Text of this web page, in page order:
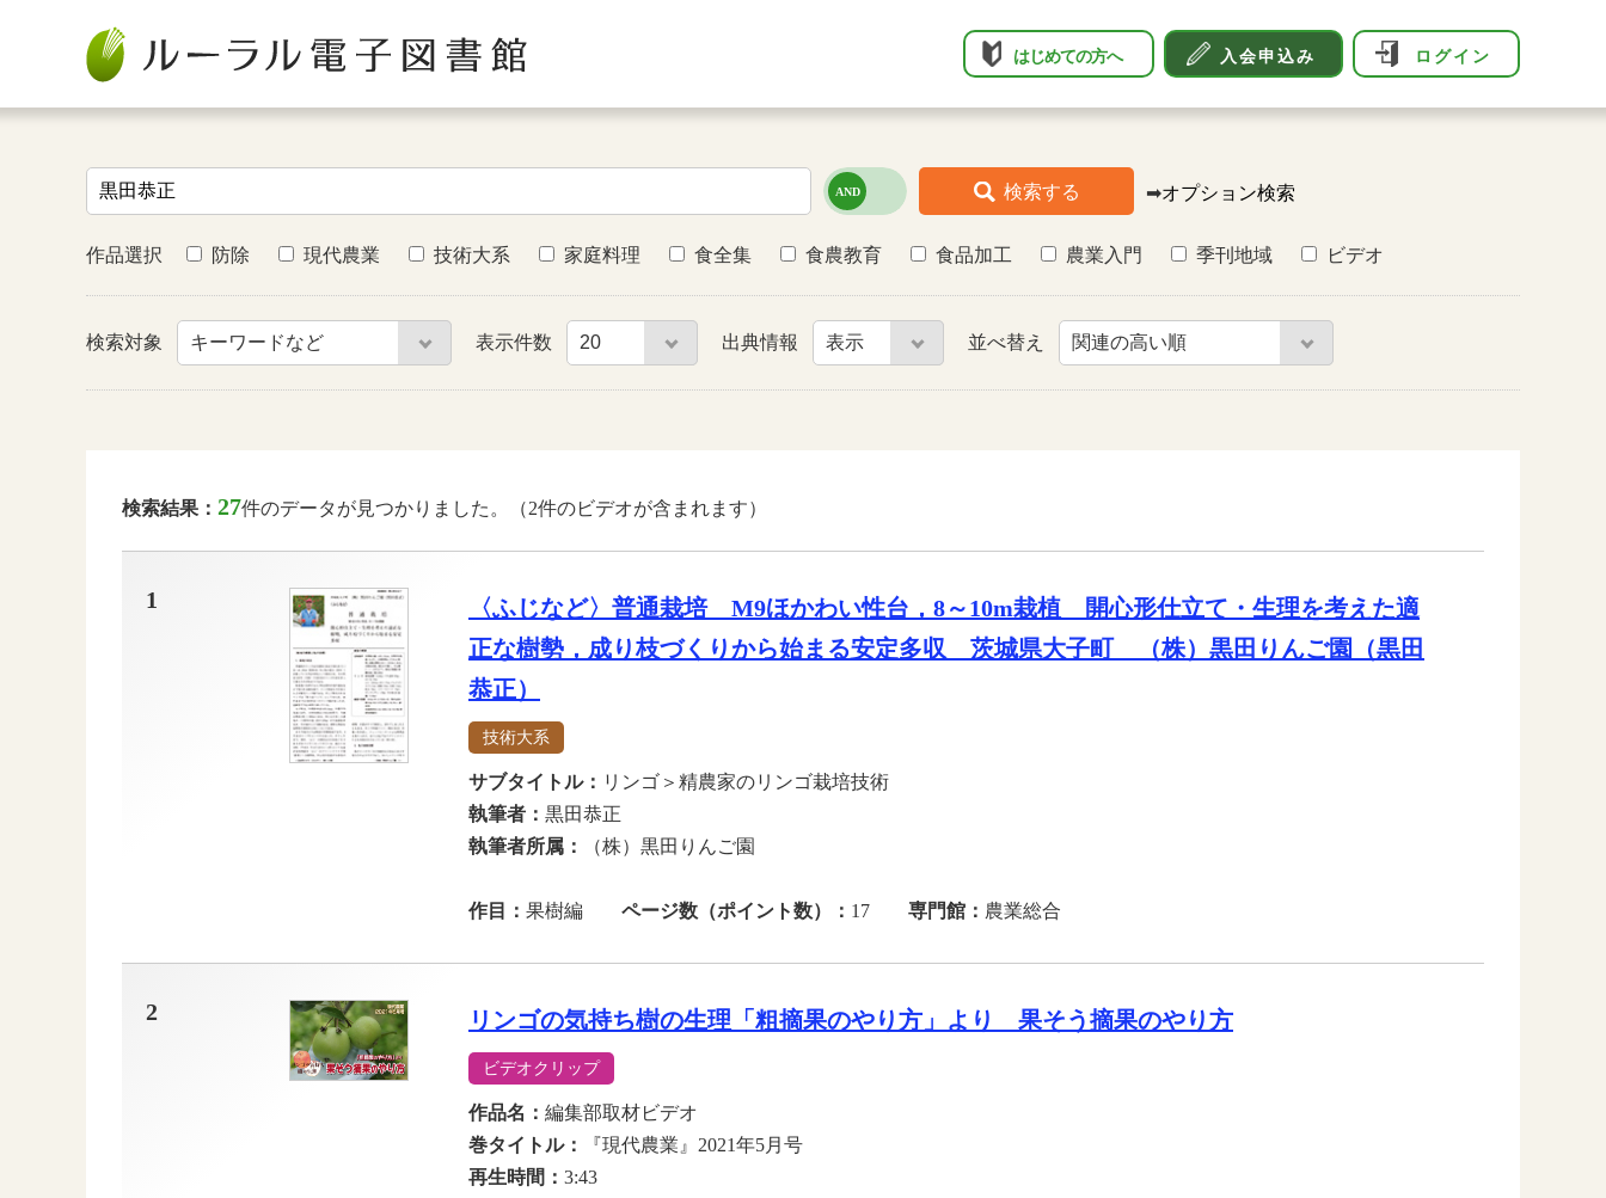
はじめての方へ 入会申込み ログイン
検索する ➡オプション検索
作品選択 防除 現代農業 技術大系 家庭料理 食全集 食農教育 食品加工 農業入門 季刊地域 ビデオ
検索対象 表示件数 出典情報 並べ替え
検索結果： 27件のデータが見つかりました。（2件のビデオが含まれます）
1
〈ふじなど〉普通栽培 M9ほかわい性台，8～10m栽植 開心形仕立て・生理を考えた適
正な樹勢，成り枝づくりから始まる安定多収 茨城県大子町 （株）黒田りんご園（黒田
恭正）
技術大系
サブタイトル： リンゴ＞精農家のリンゴ栽培技術
執筆者： 黒田恭正
執筆者所属：
（株）黒田りんご園
作目： 果樹編 ページ数（ポイント数）： 17 専門館： 農業総合
2 リンゴの気持ち樹の生理「粗摘果のやり方」より 果そう摘果のやり方
ビデオクリップ
作品名： 編集部取材ビデオ
巻タイトル：
『現代農業』2021年5月号
再生時間： 3:43